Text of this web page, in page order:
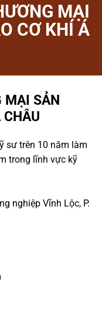
MẠI
CƠ KHÍ Á
MẠI SẢN
CHÂU
sư trên 10 năm làm
trong lĩnh vực kỹ
nghiệp Vĩnh Lộc, P.